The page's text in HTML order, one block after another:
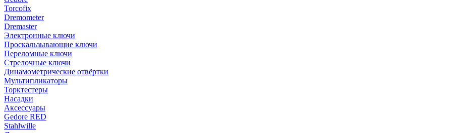
Torcofix
Dremometer
Dremaster
Электронные ключи
Проскальзывающие ключи
Переломные ключи
Стрелочные ключи
Динамометрические отвёртки
Мультипликаторы
Торктестеры
Насадки
Аксессуары
Gedore RED
Stahlwille